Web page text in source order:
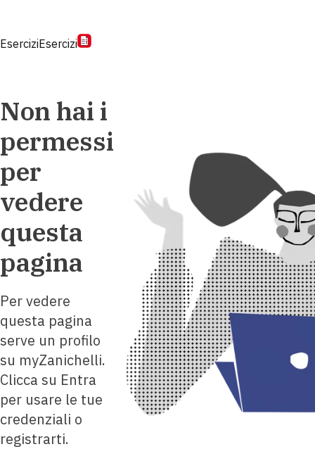
EserciziEsercizi
Non hai i
permessi
per
vedere
questa
pagina
Per vedere
questa pagina
serve un profilo
su myZanichelli.
Clicca su Entra
per usare le tue
credenziali o
registrarti.